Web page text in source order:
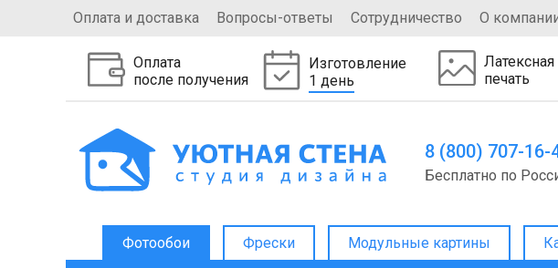
Оплата и доставка Вопросы-ответы Сотрудничество О
Оплата
после получения
Изготовление
1 день
Латексная
печать
8 (800) 707-16-
Бесплатно по
Фотообои Фрески Модульные картины